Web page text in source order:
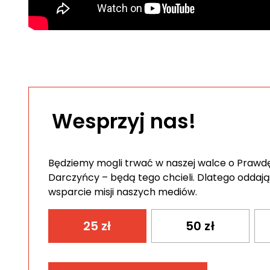
Wesprzyj nas!
Będziemy mogli trwać w naszej walce o
Darczyńcy – będą tego chcieli. Dlatego
wsparcie misji naszych mediów.
25 zł 50 zł